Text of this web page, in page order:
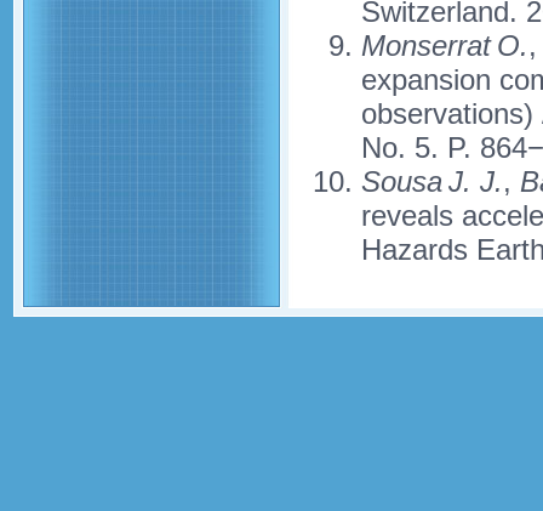
Switzerland.
Monserrat O.,
expansion
No. 5. P.
Sousa J. J.,
reveals
Hazards